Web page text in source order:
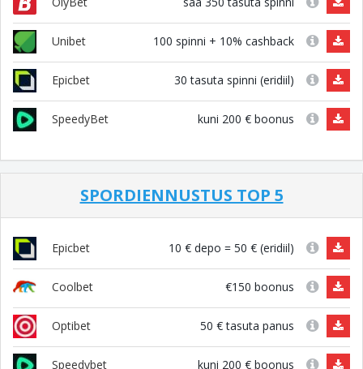
Unibet 100 spinni + 10% cashback
Epicbet 30 tasuta spinni (eridiil)
SpeedyBet kuni 200 € boonus
SPORDIENNUSTUS TOP 5
Epicbet 10 € depo = 50 € (eridiil)
Coolbet €150 boonus
Optibet 50 € tasuta panus
Speedybet kuni 200 € boonus